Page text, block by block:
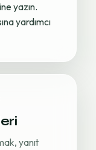
yazın.
yardımcı
yanıt